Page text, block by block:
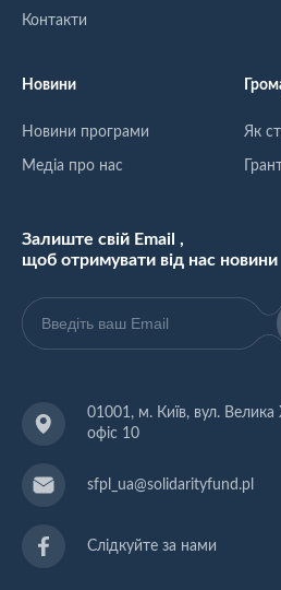
Залиште свій Email ,
щоб отримувати від нас новини
Контакти
Новини
Новини програми
Медіа про нас
Як
01001, м. Київ, вул.
офіс 10
sfpl_ua@solidarityfund.pl
Слідкуйте за нами